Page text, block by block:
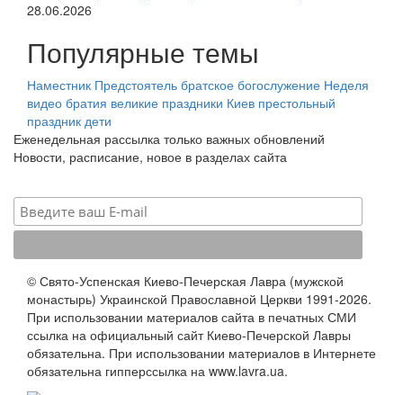
28.06.2026
Популярные темы
Наместник Предстоятель братское богослужение Неделя
видео братия великие праздники Киев престольный
праздник дети
Еженедельная рассылка только важных обновлений
Новости, расписание, новое в разделах сайта
© Свято-Успенская Киево-Печерская Лавра (мужской
монастырь) Украинской Православной Церкви 1991-2026.
При использовании материалов сайта в печатных СМИ
ссылка на официальный сайт Киево-Печерской Лавры
обязательна. При использовании материалов в Интернете
обязательна гипперссылка на www.lavra.ua.